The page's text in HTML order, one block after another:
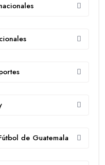
de Guatemala